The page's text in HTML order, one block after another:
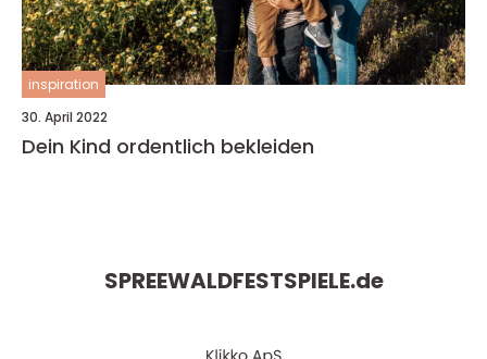
inspiration
30. April 2022
Dein Kind ordentlich bekleiden
SPREEWALDFESTSPIELE.de